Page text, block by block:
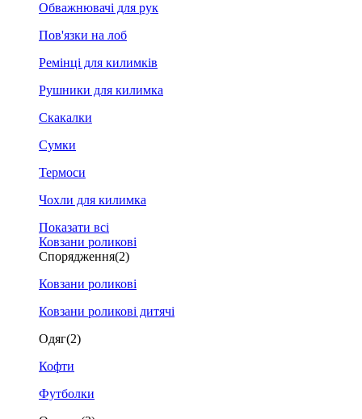
Обважнювачі для рук
Пов'язки на лоб
Ремінці для килимків
Рушники для килимка
Скакалки
Сумки
Термоси
Чохли для килимка
Показати всі
Ковзани роликові
Спорядження(2)
Ковзани роликові
Ковзани роликові дитячі
Одяг(2)
Кофти
Футболки